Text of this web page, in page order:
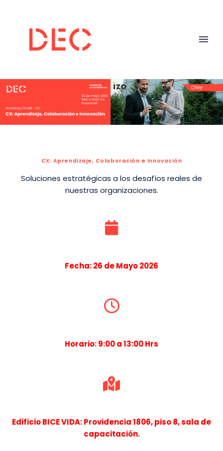
CX: Aprendizaje, Colaboración e Innovación
Soluciones estratégicas a los desafíos reales de
nuestras organizaciones.
Fecha: 26 de Mayo 2026
Horario: 9:00 a 13:00 Hrs
Edificio BICE VIDA: Providencia 1806, piso 8, sala de
capacitación.